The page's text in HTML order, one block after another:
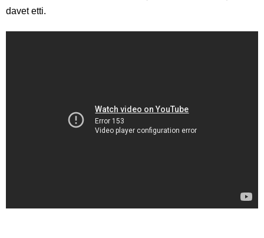
davet etti.